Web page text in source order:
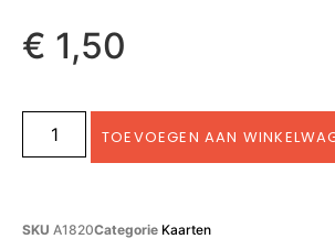
€ 1,50
TOEVOEGEN AAN
SKU A1820Categorie Kaarten